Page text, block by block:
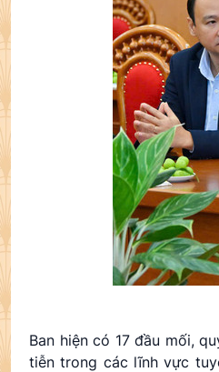
Ban hiện có 17 đầu mối,
tiễn trong các lĩnh vực